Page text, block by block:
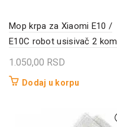
Mop krpa za Xiaomi E10 /
E10C robot usisivač 2 kom
1.050,00 RSD
Dodaj u korpu